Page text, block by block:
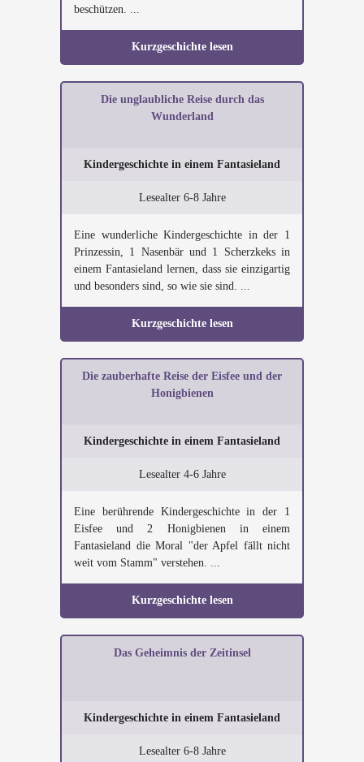
beschützen. ...
Kurzgeschichte lesen
Die unglaubliche Reise durch das
Wunderland
Kindergeschichte in einem Fantasieland
Lesealter 6-8 Jahre
Eine wunderliche Kindergeschichte in der 1
Prinzessin, 1 Nasenbär und 1 Scherzkeks in
einem Fantasieland lernen, dass sie einzigartig
und besonders sind, so wie sie sind. ...
Kurzgeschichte lesen
Die zauberhafte Reise der Eisfee und der
Honigbienen
Kindergeschichte in einem Fantasieland
Lesealter 4-6 Jahre
Eine berührende Kindergeschichte in der 1
Eisfee und 2 Honigbienen in einem
Fantasieland die Moral "der Apfel fällt nicht
weit vom Stamm" verstehen. ...
Kurzgeschichte lesen
Das Geheimnis der Zeitinsel
Kindergeschichte in einem Fantasieland
Lesealter 6-8 Jahre